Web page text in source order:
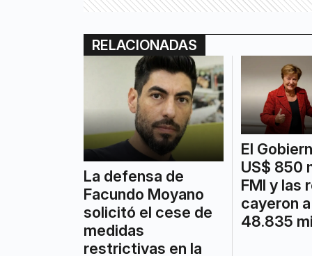
RELACIONADAS
La defensa de
Facundo Moyano
solicitó el cese de
medidas
restrictivas en la
El
US$ 850
FMI y las
cayeron
48.835